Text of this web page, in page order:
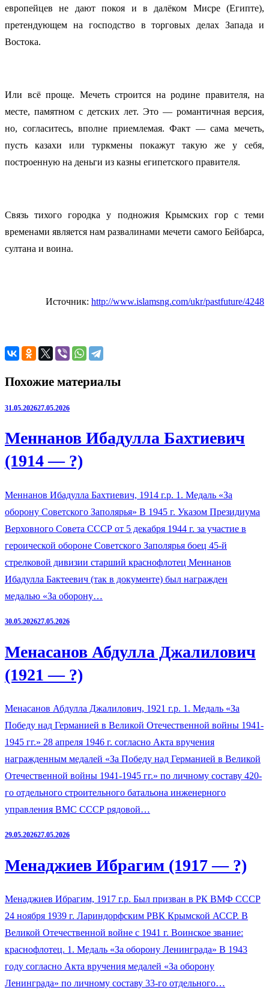
европейцев не дают покоя и в далёком Мисре (Египте),
претендующем на господство в торговых делах Запада и
Востока.
Или всё проще. Мечеть строится на родине правителя, на
месте, памятном с детских лет. Это — романтичная версия,
но, согласитесь, вполне приемлемая. Факт — сама мечеть,
пусть казахи или туркмены покажут такую же у себя,
построенную на деньги из казны египетского правителя.
Связь тихого городка у подножия Крымских гор с теми
временами является нам развалинами мечети самого Бейбарса,
султана и воина.
Источник: http://www.islamsng.com/ukr/pastfuture/4248
Похожие материалы
31.05.202627.05.2026
Меннанов Ибадулла Бахтиевич
(1914 — ?)
Меннанов Ибадулла Бахтиевич, 1914 г.р. 1. Медаль «За
оборону Советского Заполярья» В 1945 г. Указом Президиума
Верховного Совета СССР от 5 декабря 1944 г. за участие в
героической обороне Советского Заполярья боец 45-й
стрелковой дивизии старший краснофлотец Меннанов
Ибадулла Бактеевич (так в документе) был награжден
медалью «За оборону…
30.05.202627.05.2026
Менасанов Абдулла Джалилович
(1921 — ?)
Менасанов Абдулла Джалилович, 1921 г.р. 1. Медаль «За
Победу над Германией в Великой Отечественной войны 1941-
1945 гг.» 28 апреля 1946 г. согласно Акта вручения
награжденным медалей «За Победу над Германией в Великой
Отечественной войны 1941-1945 гг.» по личному составу 420-
го отдельного строительного батальона инженерного
управления ВМС СССР рядовой…
29.05.202627.05.2026
Менаджиев Ибрагим (1917 — ?)
Менаджиев Ибрагим, 1917 г.р. Был призван в РК ВМФ СССР
24 ноября 1939 г. Лариндорфским РВК Крымской АССР. В
Великой Отечественной войне с 1941 г. Воинское звание:
краснофлотец. 1. Медаль «За оборону Ленинграда» В 1943
году согласно Акта вручения медалей «За оборону
Ленинграда» по личному составу 33-го отдельного…